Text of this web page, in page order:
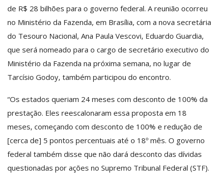
de R$ 28 bilhões para o governo federal. A reunião ocorreu
no Ministério da Fazenda, em Brasília, com a nova secretária
do Tesouro Nacional, Ana Paula Vescovi, Eduardo Guardia,
que será nomeado para o cargo de secretário executivo do
Ministério da Fazenda na próxima semana, no lugar de
Tarcísio Godoy, também participou do encontro.
“Os estados queriam 24 meses com desconto de 100% da
prestação. Eles reescalonaram essa proposta em 18
meses, começando com desconto de 100% e redução de
[cerca de] 5 pontos percentuais até o 18º mês. O governo
federal também disse que não dará desconto das dívidas
questionadas por ações no Supremo Tribunal Federal (STF).